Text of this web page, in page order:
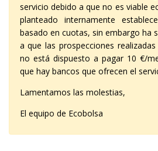
servicio debido a que no es viable
planteado internamente
basado en cuotas, sin embargo ha
a que las prospecciones
no está dispuesto a pagar 10 €/
que hay bancos que ofrecen el
Lamentamos las molestias,
El equipo de Ecobolsa